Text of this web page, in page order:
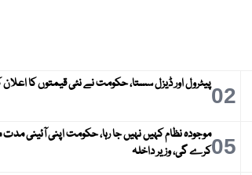
02پیٹرول اور ڈیزل سستا، حکومت نے نئی قیمتوں کا اعلان
05موجودہ نظام کہیں نہیں جا رہا، حکومت اپنی آئینی
کرے گی، وزیر داخلہ